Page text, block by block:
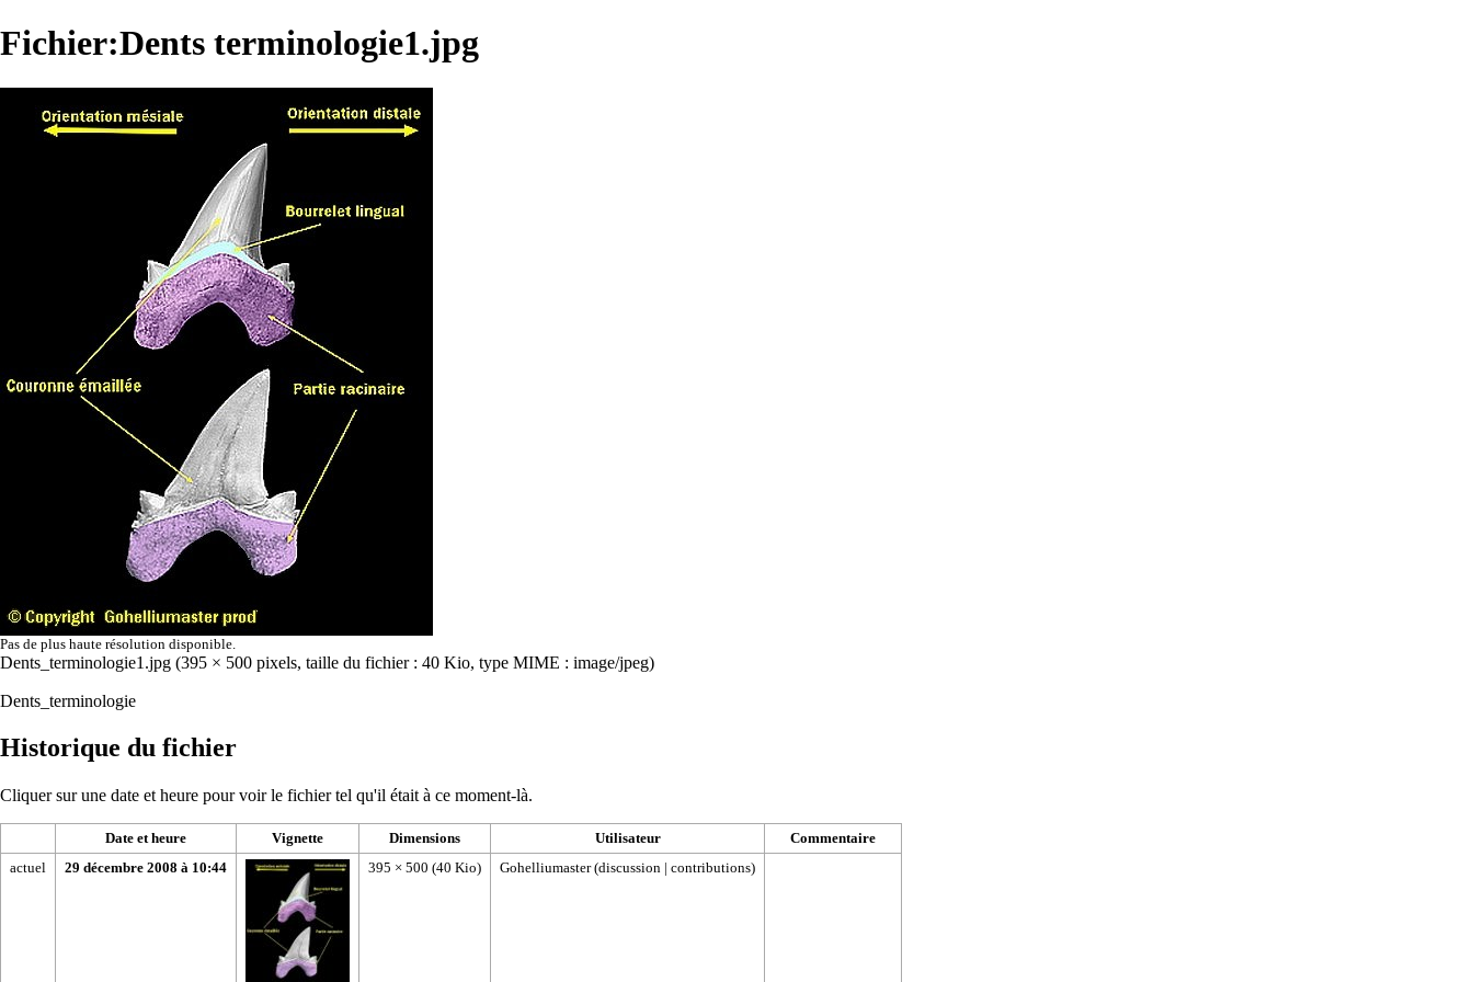
Fichier:Dents terminologie1.jpg
Pas de plus haute résolution disponible.
Dents_terminologie1.jpg (395 × 500 pixels, taille du fichier : 40 Kio, type MIME : image/jpeg)
Dents_terminologie
Historique du fichier
Cliquer sur une date et heure pour voir le fichier tel qu'il était à ce moment-là.
Date et heure Vignette Dimensions Utilisateur
Commentaire
actuel
29 décembre 2008 à 10:44 395 × 500 (40 Kio) Gohelliumaster (discussion | contributions)